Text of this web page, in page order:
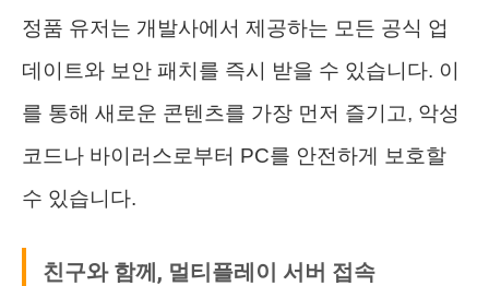
정품 유저는 개발사에서 제공하는 모든 공식 업
데이트와 보안 패치를 즉시 받을 수 있습니다. 이
를 통해 새로운 콘텐츠를 가장 먼저 즐기고, 악성
코드나 바이러스로부터 PC를 안전하게 보호할
수 있습니다.
친구와 함께, 멀티플레이 서버 접속